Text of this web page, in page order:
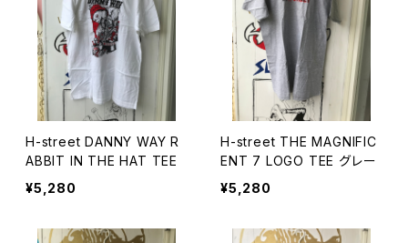
H-street DANNY WAY R
ABBIT IN THE HAT TEE
¥5,280
H-street THE MAGNIFIC
ENT 7 LOGO TEE グレー
¥5,280